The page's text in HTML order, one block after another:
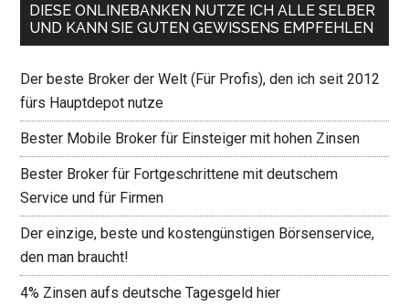
DIESE ONLINEBANKEN NUTZE ICH ALLE SELBER
UND KANN SIE GUTEN GEWISSENS EMPFEHLEN
Der beste Broker der Welt (Für Profis), den ich seit 2012
fürs Hauptdepot nutze
Bester Mobile Broker für Einsteiger mit hohen Zinsen
Bester Broker für Fortgeschrittene mit deutschem
Service und für Firmen
Der einzige, beste und kostengünstigen Börsenservice,
den man braucht!
4% Zinsen aufs deutsche Tagesgeld hier